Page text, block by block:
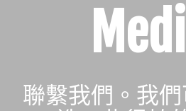
聯繫我們。我